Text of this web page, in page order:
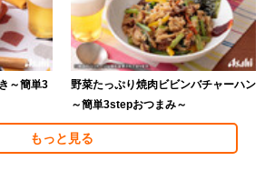
～簡単3
野菜たっぷり焼肉ビビンバチャーハン
～簡単3stepおつまみ～
もっと見る